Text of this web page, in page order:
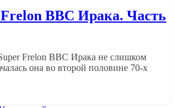
Frelon ВВС Ирака. Часть
Frelon ВВС Ирака не слишком
она во второй половине 70-х